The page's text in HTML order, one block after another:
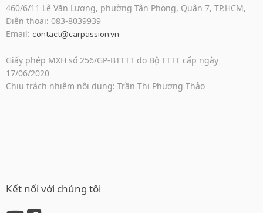
460/6/11 Lê Văn Lương, phường Tân Phong, Quận 7, TP.HCM,
Điện thoại: 083-8039939
Email: contact@carpassion.vn
Giấy phép MXH số 256/GP-BTTTT do Bộ TTTT cấp ngày
17/06/2020
Chịu trách nhiệm nội dung: Trần Thị Phương Thảo
Kết nối với chúng tôi